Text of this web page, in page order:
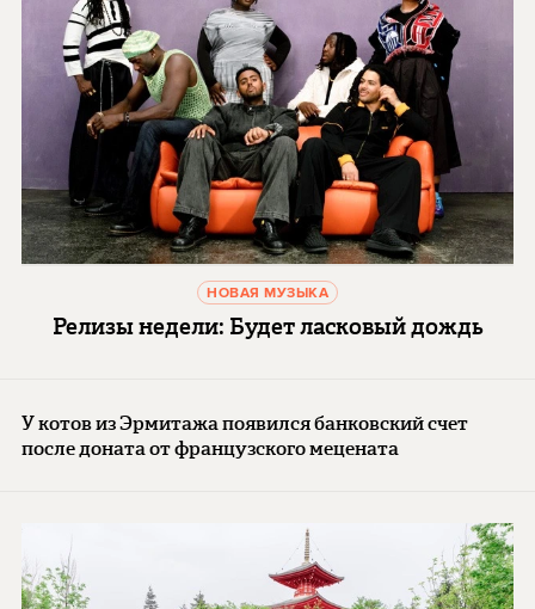
НОВАЯ МУЗЫКА
Релизы недели: Будет ласковый дождь
У котов из Эрмитажа появился банковский счет
после доната от французского мецената